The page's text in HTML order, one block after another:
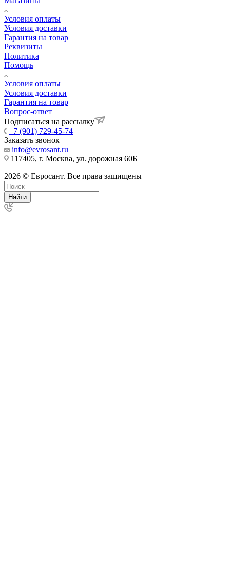
Условия оплаты
Условия доставки
Гарантия на товар
Реквизиты
Политика
Помощь
Условия оплаты
Условия доставки
Гарантия на товар
Вопрос-ответ
Подписаться на рассылку
+7 (901) 729-45-74
Заказать звонок
info@evrosant.ru
117405, г. Москва, ул. дорожная 60Б
2026 © Евросант. Все права защищены
Найти